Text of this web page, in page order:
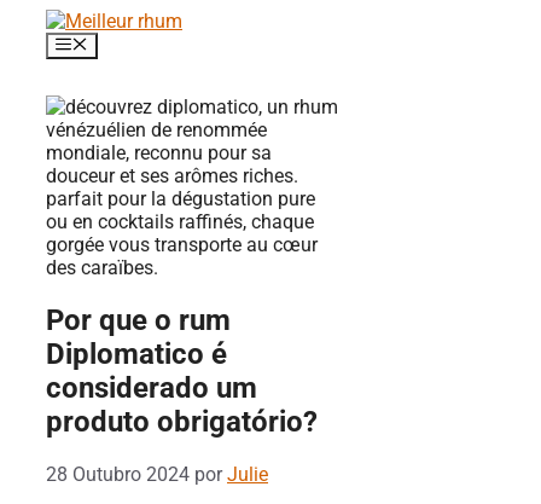
Saltar
Menu
Por que o rum
Diplomatico é
considerado um
produto obrigatório?
28 Outubro 2024 porJulie